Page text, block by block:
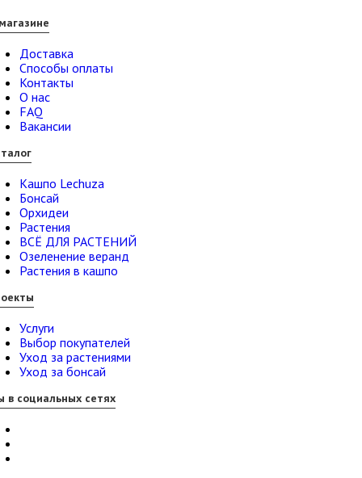
Доставка
Способы оплаты
Контакты
О нас
FAQ
Вакансии
Кашпо Lechuza
Бонсай
Орхидеи
Растения
ВСЁ ДЛЯ РАСТЕНИЙ
Озеленение веранд
Растения в кашпо
Услуги
Выбор покупателей
Уход за растениями
Уход за бонсай
в социальных сетях